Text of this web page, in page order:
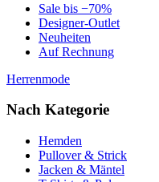
Sale bis −70%
Designer-Outlet
Neuheiten
Auf Rechnung
Herrenmode
Nach Kategorie
Hemden
Pullover & Strick
Jacken & Mäntel